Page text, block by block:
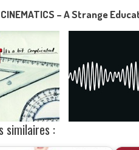
CINEMATICS – A Strange
similaires :